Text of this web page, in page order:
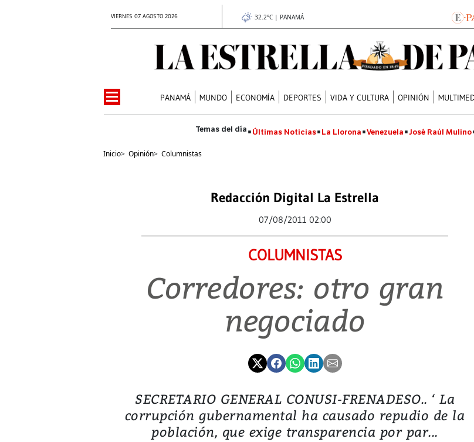
VIERNES 07 AGOSTO 2026 32.2°C | PANAMÁ
PANAMÁ MUNDO ECONOMÍA DEPORTES VIDA Y CULTURA OPINIÓN
Últimas Noticias La Llorona Venezuela José Raúl Mulino
Inicio> Opinión> Columnistas
Redacción Digital La Estrella
07/08/2011 02:00
COLUMNISTAS
Corredores: otro gran
negociado
SECRETARIO GENERAL CONUSI-FRENADESO.. ‘ La
corrupción gubernamental ha causado repudio de la
población, que exige transparencia por par...